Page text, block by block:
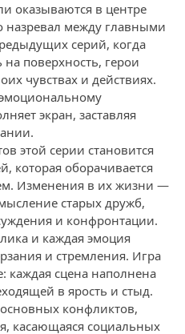
оказываются в центре
назревал между главными
серий, когда
поверхность, герои
чувствах и действиях.
экран, заставляя
этой серии становится
которая оборачивается
Изменения в их жизни —
старых дружб,
и конфронтации.
и каждая эмоция
и стремления. Игра
каждая сцена наполнена
в ярость и стыд.
конфликтов,
касающаяся социальных